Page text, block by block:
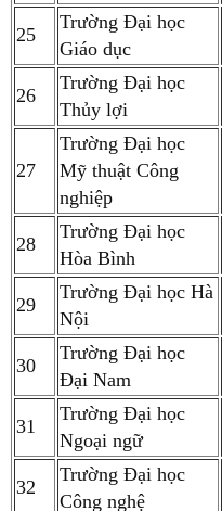
25
Trường Đại học
Giáo dục
26
Trường Đại học
Thủy lợi
27
Trường Đại học
Mỹ thuật Công
nghiệp
28
Trường Đại học
Hòa Bình
29
Trường Đại học Hà
Nội
30
Trường Đại học
Đại Nam
31
Trường Đại học
Ngoại ngữ
32
Trường Đại học
Công nghệ